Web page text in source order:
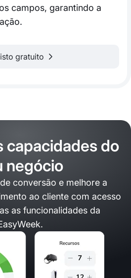
campos, garantindo a
gratuito
capacidades do
negócio
conversão e melhore a
ao cliente com acesso
as funcionalidades da